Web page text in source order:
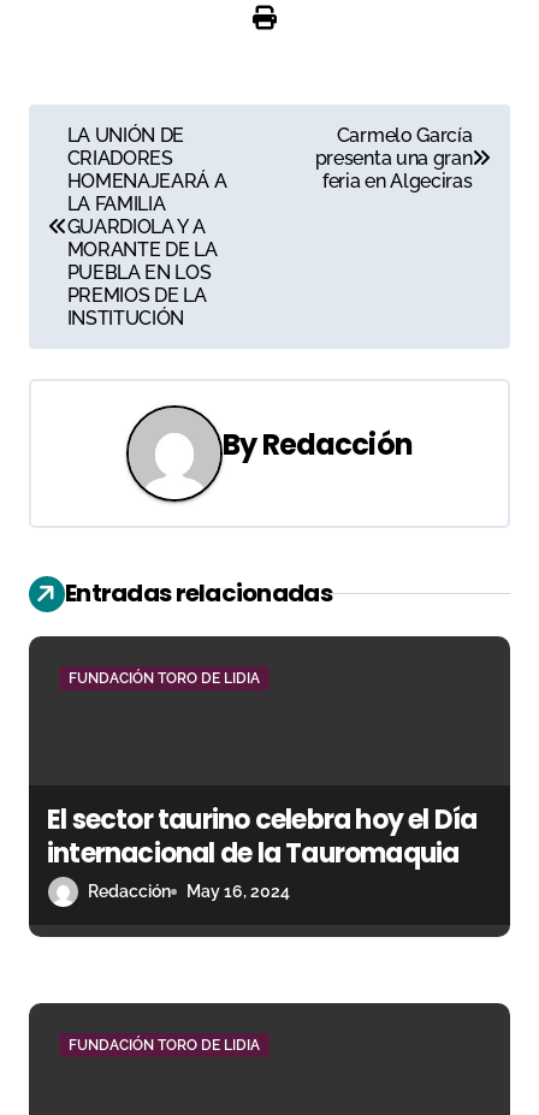
v
a
ó
n
d
a
a
LA UNIÓN DE
CRIADORES
HOMENAJEARÁ A
LA FAMILIA
GUARDIOLA Y A
MORANTE DE LA
PUEBLA EN LOS
PREMIOS DE LA
INSTITUCIÓN
Carmelo García
presenta una gran
feria en Algeciras
ByRedacción
Entradas relacionadas
FUNDACIÓN TORO DE LIDIA
El sector taurino celebra hoy el Día
internacional de la Tauromaquia
Redacción May 16, 2024
FUNDACIÓN TORO DE LIDIA